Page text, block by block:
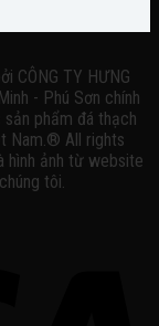
CÔNG TY HƯNG
- Phú Sơn chính
phẩm đá thạch
Nam.® All rights
hình ảnh từ website
tôi.